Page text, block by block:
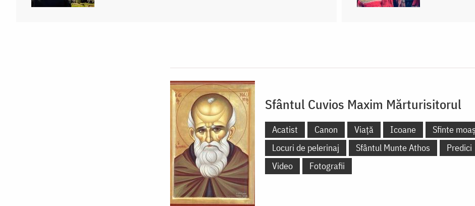
Sfântul Cuvios Maxim Mărturisitorul
Acatist Canon Viață Icoane
Sfinte
Locuri de pelerinaj
Sfântul Munte Athos
Predici
Video
Fotografii